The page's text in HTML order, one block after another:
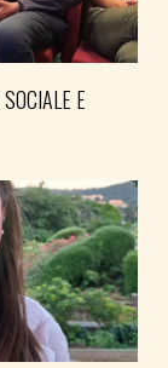
E